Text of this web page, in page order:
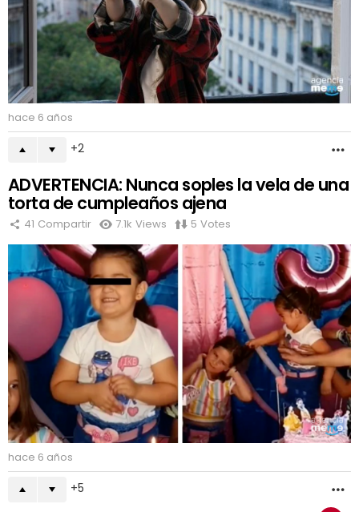
hace 6 años
2
ADVERTENCIA: Nunca soples la vela de una
torta de cumpleaños ajena
41 Compartir 7.1k Views 5 Votes
hace 6 años
5